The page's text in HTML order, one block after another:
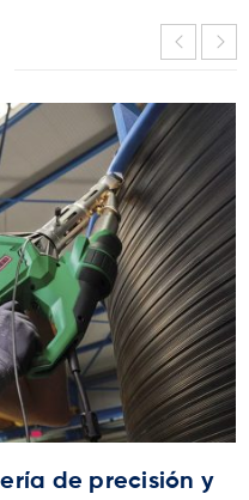
de precisión y